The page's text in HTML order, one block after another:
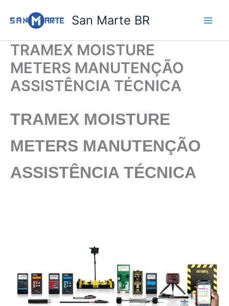
para
conteúdo
San Marte BR
TRAMEX MOISTURE
METERS MANUTENÇÃO
ASSISTÊNCIA TÉCNICA
TRAMEX MOISTURE
METERS MANUTENÇÃO
ASSISTÊNCIA TÉCNICA